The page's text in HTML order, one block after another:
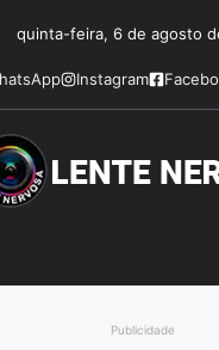
quinta-feira, 6 de agosto
Instagram
Publicidade